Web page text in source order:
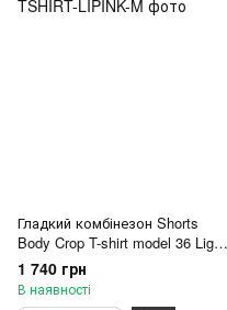
Гладкий комбінезон Shorts
Body Crop T-shirt model 36 Light
pink (рожевий) - M
1 740 грн
В наявності